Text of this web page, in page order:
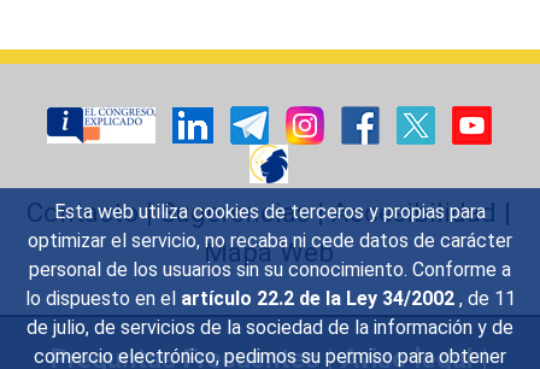
Esta web utiliza cookies de terceros y propias para
optimizar el servicio, no recaba ni cede datos de carácter
personal de los usuarios sin su conocimiento. Conforme a
lo dispuesto en el artículo 22.2 de la Ley 34/2002 , de 11
de julio, de servicios de la sociedad de la información y de
comercio electrónico, pedimos su permiso para obtener
Contacto|Sugerencias|Accesibilidad |
Mapa Web
Preguntas Frecuentes|Aviso legal|